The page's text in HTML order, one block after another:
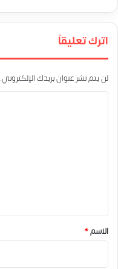
اترك تعليقاً
لن يتم نشر عنوان بريدك الإلكتروني.
*
الاسم*